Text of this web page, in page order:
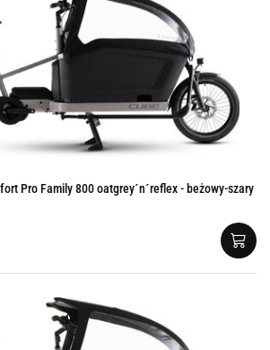
Pro Family 800 oatgrey´n´reflex - beżowy-szary